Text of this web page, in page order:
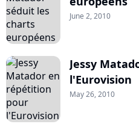
June 2, 2010
Jessy
l'Eurovision
May 26, 2010